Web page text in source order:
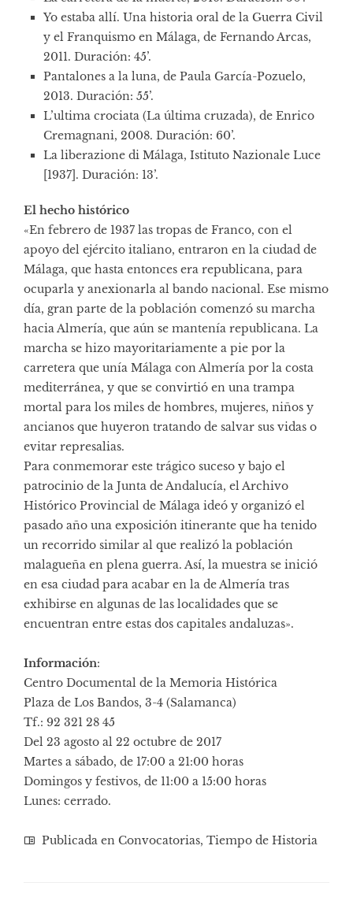
Yo estaba allí. Una historia oral de la Guerra Civil
y el Franquismo en Málaga, de Fernando Arcas,
2011. Duración: 45’.
Pantalones a la luna, de Paula García-Pozuelo,
2013. Duración: 55’.
L’ultima crociata (La última cruzada), de Enrico
Cremagnani, 2008. Duración: 60’.
La liberazione di Málaga, Istituto Nazionale Luce
[1937]. Duración: 13’.
El hecho histórico
«En febrero de 1937 las tropas de Franco, con el
apoyo del ejército italiano, entraron en la ciudad de
Málaga, que hasta entonces era republicana, para
ocuparla y anexionarla al bando nacional. Ese mismo
día, gran parte de la población comenzó su marcha
hacia Almería, que aún se mantenía republicana. La
marcha se hizo mayoritariamente a pie por la
carretera que unía Málaga con Almería por la costa
mediterránea, y que se convirtió en una trampa
mortal para los miles de hombres, mujeres, niños y
ancianos que huyeron tratando de salvar sus vidas o
evitar represalias.
Para conmemorar este trágico suceso y bajo el
patrocinio de la Junta de Andalucía, el Archivo
Histórico Provincial de Málaga ideó y organizó el
pasado año una exposición itinerante que ha tenido
un recorrido similar al que realizó la población
malagueña en plena guerra. Así, la muestra se inició
en esa ciudad para acabar en la de Almería tras
exhibirse en algunas de las localidades que se
encuentran entre estas dos capitales andaluzas».
Información:
Centro Documental de la Memoria Histórica
Plaza de Los Bandos, 3-4 (Salamanca)
Tf.: 92 321 28 45
Del 23 agosto al 22 octubre de 2017
Martes a sábado, de 17:00 a 21:00 horas
Domingos y festivos, de 11:00 a 15:00 horas
Lunes: cerrado.
Publicada en Convocatorias, Tiempo de Historia